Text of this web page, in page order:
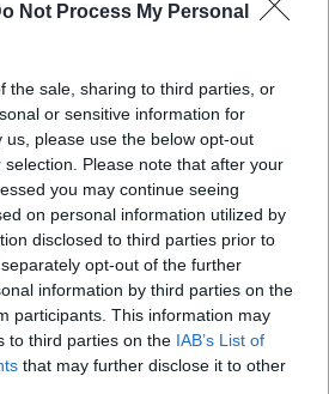
Not Process My Personal
the sale, sharing to third parties, or
or sensitive information for
please use the below opt-out
Please note that after your
you may continue seeing
on personal information utilized by
disclosed to third parties prior to
opt-out of the further
information by third parties on the
participants. This information may
to third parties on the IAB’s List of
that may further disclose it to other
Πλαντ, των Led Zeppelin
να χάσει τη γυναίκα του